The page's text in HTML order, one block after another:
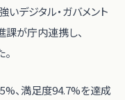
いデジタル・ガバメント
が庁内連携し、
、満足度94.7%を達成